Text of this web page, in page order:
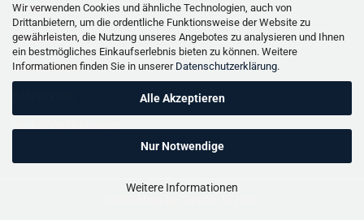
Wir verwenden Cookies und ähnliche Technologien, auch von
Drittanbietern, um die ordentliche Funktionsweise der Website zu
gewährleisten, die Nutzung unseres Angebotes zu analysieren und Ihnen
ein bestmögliches Einkaufserlebnis bieten zu können. Weitere
Informationen finden Sie in unserer Datenschutzerklärung.
Alle Akzeptieren
Nur Notwendige
Weitere Informationen
Pfeiler
Gartenbrunnen
Gartenfiguren